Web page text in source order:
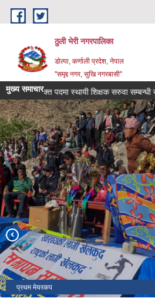
Skip to main content
ठुली भेरी नगरपालिका
डाेल्पा, कर्णाली प्रदेश, नेपाल
''समृद्द नगर, सुखि नगरबासी''
मुख्य समाचार
रिक्त पदमा स्थायी शिक्षक सरुवा सम्बन्धी सुचना ।
प्रथम मेयरकप